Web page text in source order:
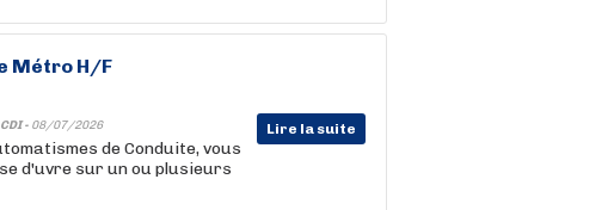
Métro H/F
CDI - 08/07/2026 Lire la suite
de Conduite, vous
d'uvre sur un ou plusieurs